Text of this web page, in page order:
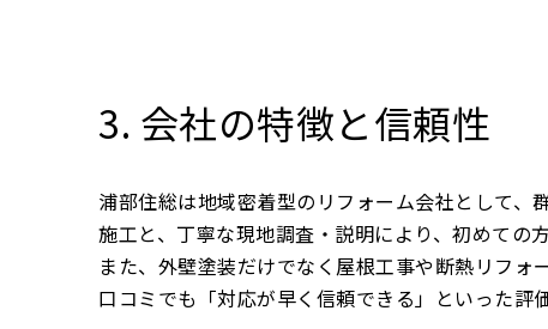
3. 会社の特徴と信頼性
浦部住総は地域密着型のリフォーム会社として、
施工と、丁寧な現地調査・説明により、初めての
また、外壁塗装だけでなく屋根工事や断熱リフォ
口コミでも「対応が早く信頼できる」といった評